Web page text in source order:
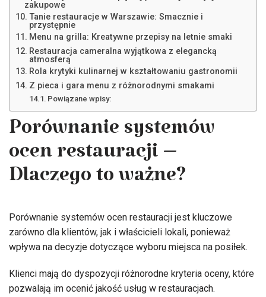
zakupowe
Tanie restauracje w Warszawie: Smacznie i
przystępnie
Menu na grilla: Kreatywne przepisy na letnie smaki
Restauracja cameralna wyjątkowa z elegancką
atmosferą
Rola krytyki kulinarnej w kształtowaniu gastronomii
Z pieca i gara menu z różnorodnymi smakami
Powiązane wpisy:
Porównanie systemów
ocen restauracji –
Dlaczego to ważne?
Porównanie systemów ocen restauracji jest kluczowe
zarówno dla klientów, jak i właścicieli lokali, ponieważ
wpływa na decyzje dotyczące wyboru miejsca na posiłek.
Klienci mają do dyspozycji różnorodne kryteria oceny, które
pozwalają im ocenić jakość usług w restauracjach.